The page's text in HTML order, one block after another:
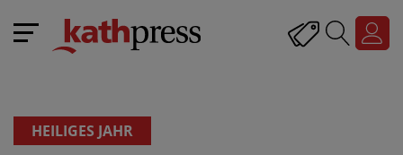
HEILIGES JAHR